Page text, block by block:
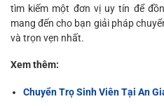
tìm kiếm một đơn vị uy tín để
mang đến cho bạn giải pháp
và trọn vẹn nhất.
Xem thêm:
Chuyển Trọ Sinh Viên Tại An